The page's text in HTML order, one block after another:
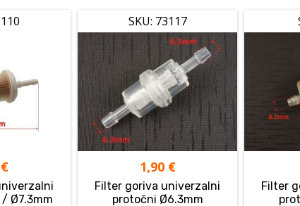
€
Ø7.3mm
SKU: 73117
1,90 €
Filter goriva univerzalni
protočni Ø6.3mm
Filter